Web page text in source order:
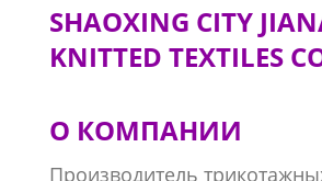
SHAOXING CITY
KNITTED TEXTILES
О КОМПАНИИ
Производитель